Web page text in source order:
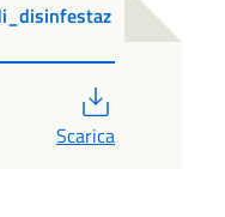
Scarica